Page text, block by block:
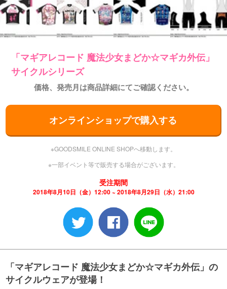
「マギアレコード 魔法少女まどか☆マギカ外伝」
サイクルシリーズ
価格、発売月は商品詳細にてご確認ください。
オンラインショップで購入する
※GOODSMILE ONLINE SHOPへ移動します。
※一部イベント等で販売する場合がございます。
受注期間
2018年8月10日（金）12:00 ~ 2018年8月29日（水）21:00
「マギアレコード 魔法少女まどか☆マギカ外伝」の
サイクルウェアが登場！